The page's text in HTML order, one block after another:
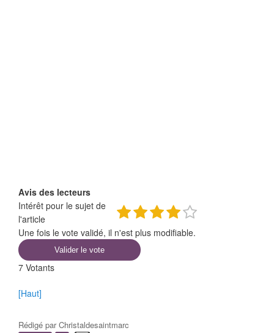
Avis des lecteurs
Intérêt pour le sujet de
l'article
Une fois le vote validé, il n'est plus modifiable.
Valider le vote
7 Votants
[Haut]
Rédigé parChristaldesaintmarc